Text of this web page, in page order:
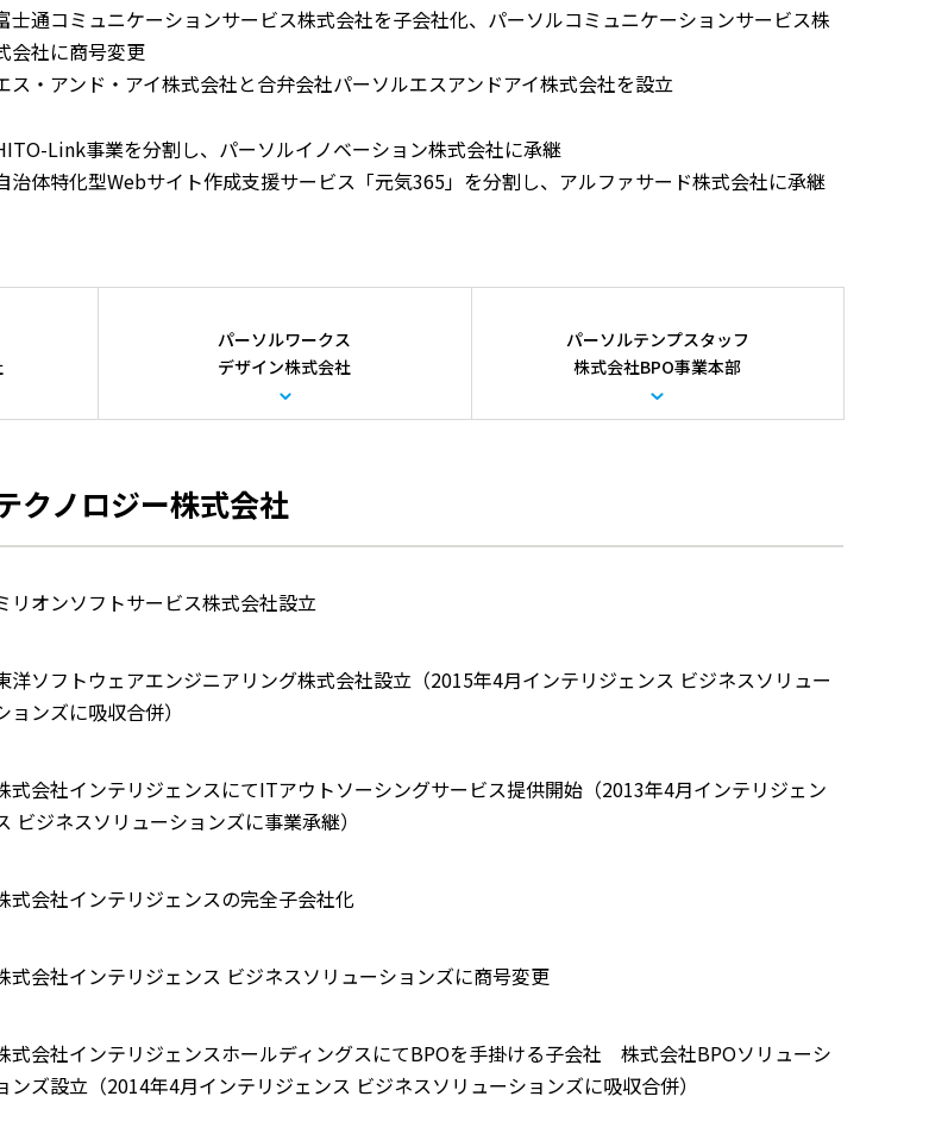
士通コミュニケーションサービス株式会社を子会社化、パーソルコミュニケーションサービス株
会社に商号変更
ス・アンド・アイ株式会社と合弁会社パーソルエスアンドアイ株式会社を設立
Link事業を分割し、パーソルイノベーション株式会社に承継
治体特化型Webサイト作成支援サービス「元気365」を分割し、アルファサード株式会社に承継
パーソルワークス
デザイン株式会社
パーソルテンプスタッフ
株式会社BPO事業本部
クノロジー株式会社
リオンソフトサービス株式会社設立
洋ソフトウェアエンジニアリング株式会社設立（2015年4月インテリジェンス ビジネスソリュー
ョンズに吸収合併）
式会社インテリジェンスにてITアウトソーシングサービス提供開始（2013年4月インテリジェン
ビジネスソリューションズに事業承継）
式会社インテリジェンスの完全子会社化
式会社インテリジェンス ビジネスソリューションズに商号変更
式会社インテリジェンスホールディングスにてBPOを手掛ける子会社 株式会社BPOソリューシ
ンズ設立（2014年4月インテリジェンス ビジネスソリューションズに吸収合併）